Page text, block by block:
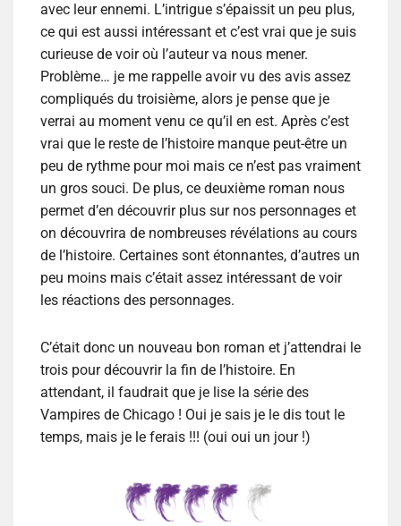
avec leur ennemi. L’intrigue s’épaissit un peu plus,
ce qui est aussi intéressant et c’est vrai que je suis
curieuse de voir où l’auteur va nous mener.
Problème… je me rappelle avoir vu des avis assez
compliqués du troisième, alors je pense que je
verrai au moment venu ce qu’il en est. Après c’est
vrai que le reste de l’histoire manque peut-être un
peu de rythme pour moi mais ce n’est pas vraiment
un gros souci. De plus, ce deuxième roman nous
permet d’en découvrir plus sur nos personnages et
on découvrira de nombreuses révélations au cours
de l’histoire. Certaines sont étonnantes, d’autres un
peu moins mais c’était assez intéressant de voir
les réactions des personnages.
C’était donc un nouveau bon roman et j’attendrai le
trois pour découvrir la fin de l’histoire. En
attendant, il faudrait que je lise la série des
Vampires de Chicago ! Oui je sais je le dis tout le
temps, mais je le ferais !!! (oui oui un jour !)